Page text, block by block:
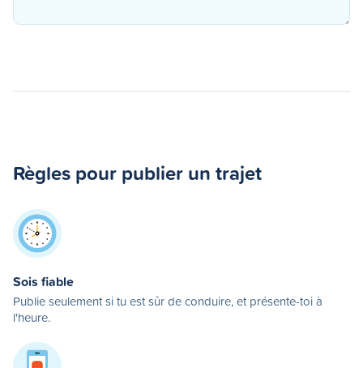
Règles pour publier un trajet
Sois fiable
Publie seulement si tu est sûr de conduire, et présente-toi à
l'heure.